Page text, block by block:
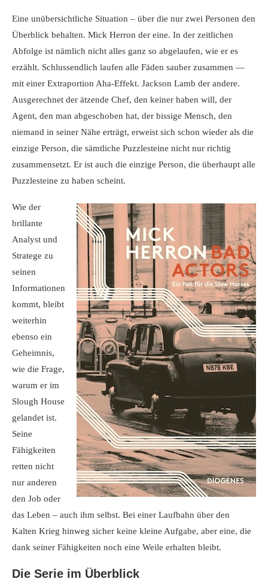
Eine unübersichtliche Situation – über die nur zwei Personen den
Überblick behalten. Mick Herron der eine. In der zeitlichen
Abfolge ist nämlich nicht alles ganz so abgelaufen, wie er es
erzählt. Schlussendlich laufen alle Fäden sauber zusammen —
mit einer Extraportion Aha-Effekt. Jackson Lamb der andere.
Ausgerechnet der ätzende Chef, den keiner haben will, der
Agent, den man abgeschoben hat, der bissige Mensch, den
niemand in seiner Nähe erträgt, erweist sich schon wieder als die
einzige Person, die sämtliche Puzzlesteine nicht nur richtig
zusammensetzt. Er ist auch die einzige Person, die überhaupt alle
Puzzlesteine zu haben scheint.
Wie der
brillante
Analyst und
Stratege zu
seinen
Informationen
kommt, bleibt
weiterhin
ebenso ein
Geheimnis,
wie die Frage,
warum er im
Slough House
gelandet ist.
Seine
Fähigkeiten
retten nicht
nur anderen
den Job oder
das Leben – auch ihm selbst. Bei einer Laufbahn über den
Kalten Krieg hinweg sicher keine kleine Aufgabe, aber eine, die
dank seiner Fähigkeiten noch eine Weile erhalten bleibt.
Die Serie im Überblick